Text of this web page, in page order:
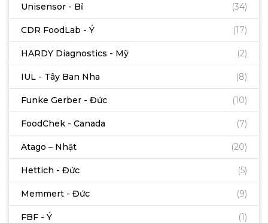
Unisensor - Bỉ (34)
CDR FoodLab - Ý (17)
HARDY Diagnostics - Mỹ (2)
IUL - Tây Ban Nha (8)
Funke Gerber - Đức (10)
FoodChek - Canada (7)
Atago – Nhật (20)
Hettich - Đức (5)
Memmert - Đức (9)
FBF - Ý (1)